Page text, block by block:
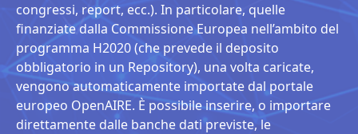
congressi, report, ecc.). In particolare, quelle
finanziate dalla Commissione Europea nell’ambito del
programma H2020 (che prevede il deposito
obbligatorio in un Repository), una volta caricate,
vengono automaticamente importate dal portale
europeo OpenAIRE. È possibile inserire, o importare
direttamente dalle banche dati previste, le